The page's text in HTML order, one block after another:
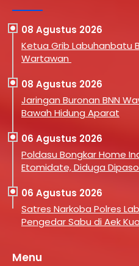
08 Agustus 2026
Ketua Grib Labuhanbatu
Wartawan
08 Agustus 2026
Jaringan Buronan BNN
Bawah Hidung Aparat
06 Agustus 2026
Poldasu Bongkar Home
Etomidate, Diduga
06 Agustus 2026
Satres Narkoba Polres
Pengedar Sabu di Aek
Menu